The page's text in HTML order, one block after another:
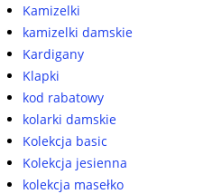
Kamizelki
kamizelki damskie
Kardigany
Klapki
kod rabatowy
kolarki damskie
Kolekcja basic
Kolekcja jesienna
kolekcja masełko